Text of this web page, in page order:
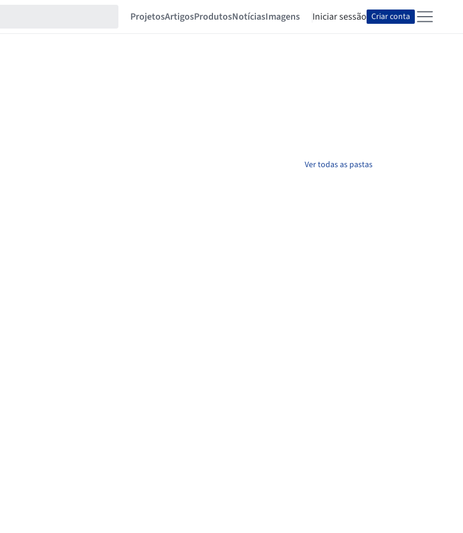
ProjetosArtigosProdutosNotíciasImagens Iniciar sessão Criar conta
Ver todas as pastas